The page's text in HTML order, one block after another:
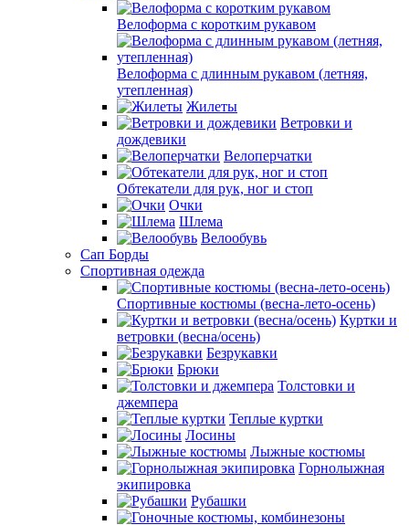
Велоформа с коротким рукавом
Велоформа с длинным рукавом (летняя,
утепленная)
Жилеты
Ветровки и
дождевики
Велоперчатки
Обтекатели для рук, ног и стоп
Очки
Шлема
Велообувь
Сап Борды
Спортивная одежда
Спортивные костюмы (весна-лето-осень)
Куртки и
ветровки (весна/осень)
Безрукавки
Брюки
Толстовки и
джемпера
Теплые куртки
Лосины
Лыжные костюмы
Горнолыжная
экипировка
Рубашки